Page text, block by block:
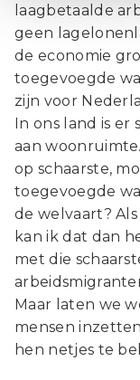
laagbetaalde
geen
de economie
toegevoegde
zijn voor
In ons land is er
aan
op schaarste,
toegevoegde
de welvaart?
kan ik dat dan
met die
Maar laten we
mensen
hen netjes te